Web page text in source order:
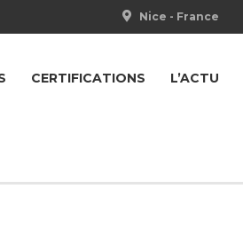
Nice - France
CERTIFICATIONS L’ACTU